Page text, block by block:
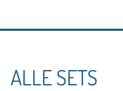
ALLE SETS